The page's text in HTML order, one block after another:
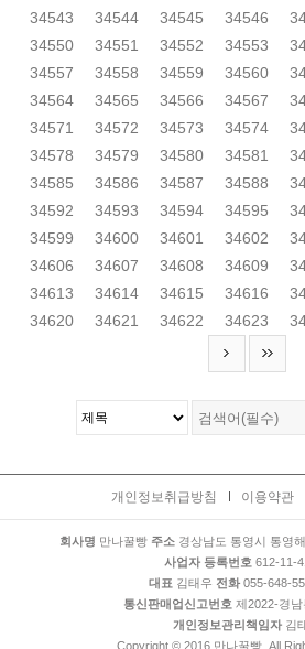
34543
34544 34545 34546
34550
34551 34552 34553
34557
34558 34559 34560
34564
34565 34566 34567
34571
34572 34573 34574
34578
34579 34580 34581
34585
34586 34587 34588
34592
34593 34594 34595
34599
34600 34601 34602
34606
34607 34608 34609
34613
34614 34615 34616
34620
34621 34622 34623
개인정보취급방침 이용약관
회사명 만나꿀빵 주소경상남도 통영시 통영
사업자 등록번호 612-11-
대표 김태우 전화 055-648-
통신판매업신고번호 제2022-경
개인정보관리책임자김
Copyright © 2016 만나꿀빵. All